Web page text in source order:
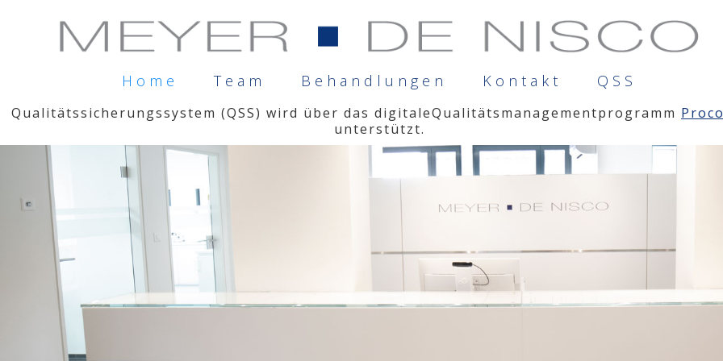
Home Team Behandlungen Kontakt QSS
Qualitätssicherungssystem (QSS) wird über das digitaleQualitätsmanagementprogramm
unterstützt.